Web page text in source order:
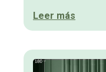
Leer más